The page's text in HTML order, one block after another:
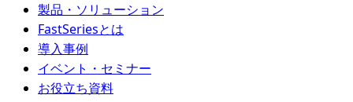
製品・ソリューション
FastSeriesとは
導入事例
イベント・セミナー
お役立ち資料